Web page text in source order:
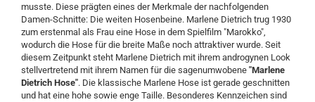
musste. Diese prägten eines der Merkmale der nachfolgenden
Damen-Schnitte: Die weiten Hosenbeine. Marlene Dietrich trug 1930
zum erstenmal als Frau eine Hose in dem Spielfilm "Marokko",
wodurch die Hose für die breite Maße noch attraktiver wurde. Seit
diesem Zeitpunkt steht Marlene Dietrich mit ihrem androgynen Look
stellvertretend mit ihrem Namen für die sagenumwobene "Marlene
Dietrich Hose". Die klassische Marlene Hose ist gerade geschnitten
und hat eine hohe sowie enge Taille. Besonderes Kennzeichen sind